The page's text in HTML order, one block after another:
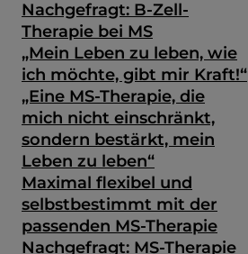
Nachgefragt: B-Zell-
Therapie bei MS
„Mein Leben zu leben, wie
ich möchte, gibt mir Kraft!“
„Eine MS-Therapie, die
mich nicht einschränkt,
sondern bestärkt, mein
Leben zu leben“
Maximal flexibel und
selbstbestimmt mit der
passenden MS-Therapie
Nachgefragt: MS-Therapie